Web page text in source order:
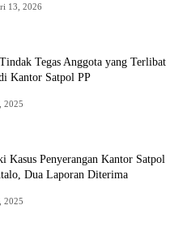
13, 2026
Tegas Anggota yang Terlibat
Kantor Satpol PP
2025
Kasus Penyerangan Kantor Satpol
Dua Laporan Diterima
2025